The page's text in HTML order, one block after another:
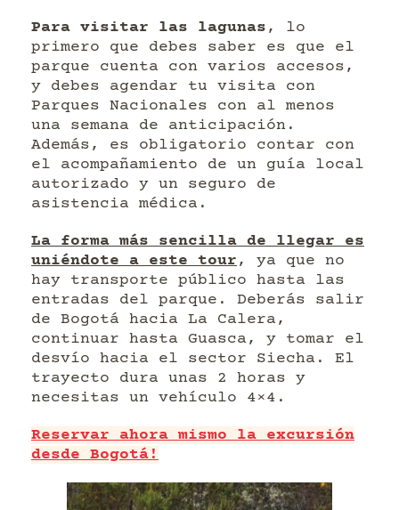
Para visitar las lagunas , lo
primero que debes saber es que el
parque cuenta con varios accesos,
y debes agendar tu visita con
Parques Nacionales con al menos
una semana de anticipación.
Además, es obligatorio contar con
el acompañamiento de un guía local
autorizado y un seguro de
asistencia médica.
La forma más sencilla de llegar es
uniéndote a este tour , ya que no
hay transporte público hasta las
entradas del parque. Deberás salir
de Bogotá hacia La Calera,
continuar hasta Guasca, y tomar el
desvío hacia el sector Siecha. El
trayecto dura unas 2 horas y
necesitas un vehículo 4×4.
Reservar ahora mismo la excursión
desde Bogotá!